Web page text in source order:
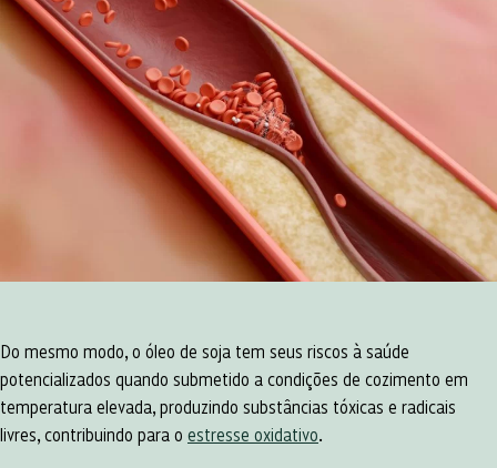
Do mesmo modo, o óleo de soja tem seus riscos à saúde
potencializados quando submetido a condições de cozimento em
temperatura elevada, produzindo substâncias tóxicas e radicais
livres, contribuindo para o estresse oxidativo